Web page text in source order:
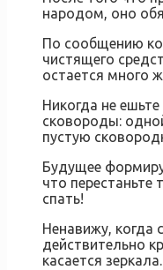
народом, оно
По сообщению
чистящего
остается много
Никогда не
сковороды:
пустую
Будущее
что перестаньте
спать!
Ненавижу, когда
действительно
касается зеркала.